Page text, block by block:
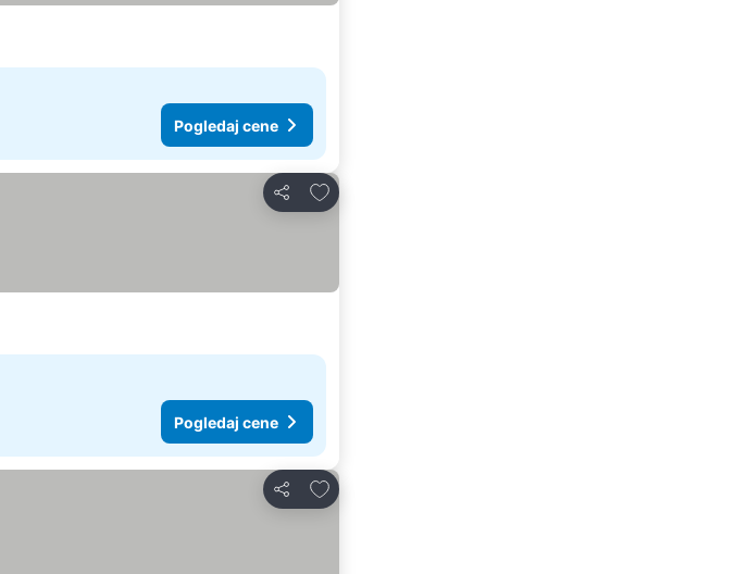
Pogledaj cene
Deli
Dodati u favorite
Pogledaj cene
Deli
Dodati u favorite